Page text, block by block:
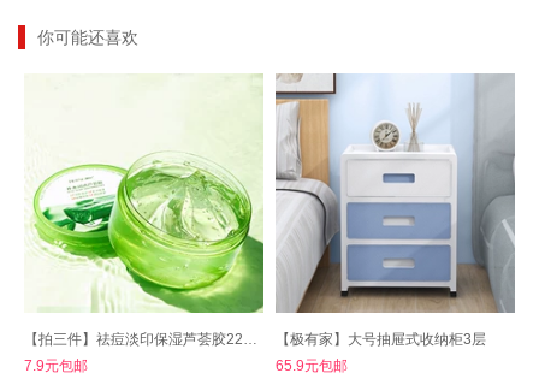
你可能还喜欢
【拍三件】祛痘淡印保湿芦荟胶220gx3
7.9元包邮
【极有家】大号抽屉式收纳柜3层
65.9元包邮